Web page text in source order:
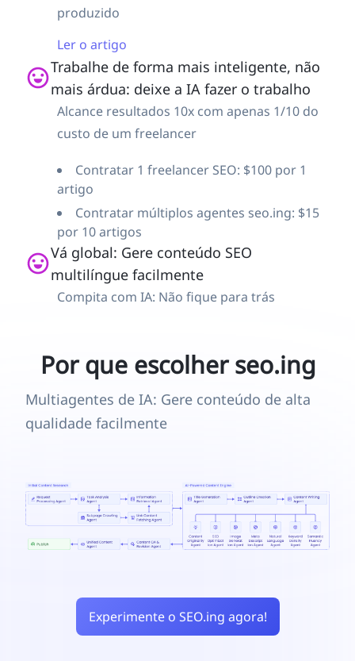
produzido
Ler o artigo
Trabalhe de forma mais inteligente, não
mais árdua: deixe a IA fazer o trabalho
Alcance resultados 10x com apenas 1/10 do
custo de um freelancer
Contratar 1 freelancer SEO: $100 por 1
artigo
Contratar múltiplos agentes seo.ing: $15
por 10 artigos
Vá global: Gere conteúdo SEO
multilíngue facilmente
Compita com IA: Não fique para trás
Por que escolher seo.ing
Multiagentes de IA: Gere conteúdo de alta
qualidade facilmente
Experimente o SEO.ing agora!